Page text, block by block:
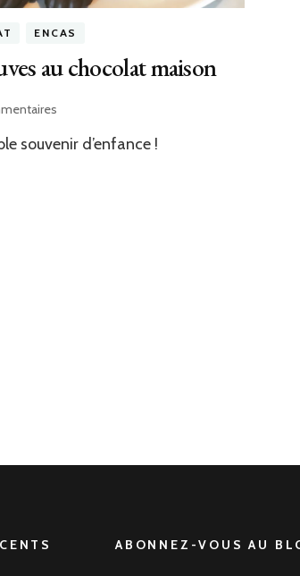
ENCAS
au chocolat maison
sur
au
souvenir d’enfance !
ABONNEZ-VOUS AU